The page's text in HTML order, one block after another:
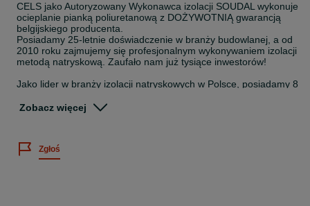
CELS jako Autoryzowany Wykonawca izolacji SOUDAL wykonuje
ocieplanie pianką poliuretanową z DOŻYWOTNIĄ gwarancją
belgijskiego producenta.
Posiadamy 25-letnie doświadczenie w branży budowlanej, a od
2010 roku zajmujemy się profesjonalnym wykonywaniem izolacji
metodą natryskową. Zaufało nam już tysiące inwestorów!
Jako lider w branży izolacji natryskowych w Polsce, posiadamy 8
zagwarantować wykonanie izolacji w ustalonych terminach.
Wszystkich klientom oferujemy zawsze DARMOWY POMIAR i
Zobacz więcej
Zgłoś